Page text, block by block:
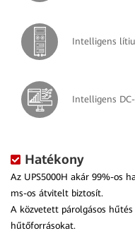
Intelligens
Intelligens
Hatékony
Az UPS5000H akár 99%-os
ms-os átvitelt biztosít.
A közvetett párolgásos
hűtőforrásokat.